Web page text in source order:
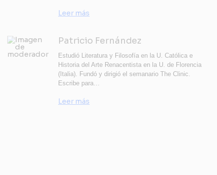
Leer más
Patricio Fernández
Estudió Literatura y Filosofía en la U. Católica e
Historia del Arte Renacentista en la U. de Florencia
(Italia). Fundó y dirigió el semanario The Clinic.
Escribe para…
Leer más